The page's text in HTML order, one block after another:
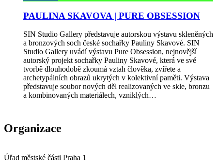
PAULINA SKAVOVA | PURE OBSESSION
SIN Studio Gallery představuje autorskou výstavu skleněných
a bronzových soch české sochařky Pauliny Skavové. SIN
Studio Gallery uvádí výstavu Pure Obsession, nejnovější
autorský projekt sochařky Pauliny Skavové, která ve své
tvorbě dlouhodobě zkoumá vztah člověka, zvířete a
archetypálních obrazů ukrytých v kolektivní paměti. Výstava
představuje soubor nových děl realizovaných ve skle, bronzu
a kombinovaných materiálech, vzniklých…
Organizace
Úřad městské části Praha 1